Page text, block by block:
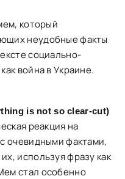
который
неудобные факты
социально-
война в Украине.
is not so clear-cut)
реакция на
очевидными фактами,
используя фразу как
стал особенно